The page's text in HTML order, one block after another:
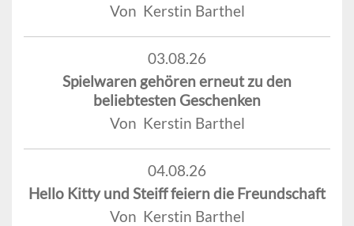
Von Kerstin Barthel
03.08.26
Spielwaren gehören erneut zu den
beliebtesten Geschenken
Von Kerstin Barthel
04.08.26
Hello Kitty und Steiff feiern die Freundschaft
Von Kerstin Barthel